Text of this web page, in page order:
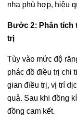
nha phù hợp, hiệu
Bước 2: Phân tích
trị
Tùy vào mức độ
phác đồ điều trị chi
gian điều trị, vị trí
quả. Sau khi đồng
đồng cam kết.